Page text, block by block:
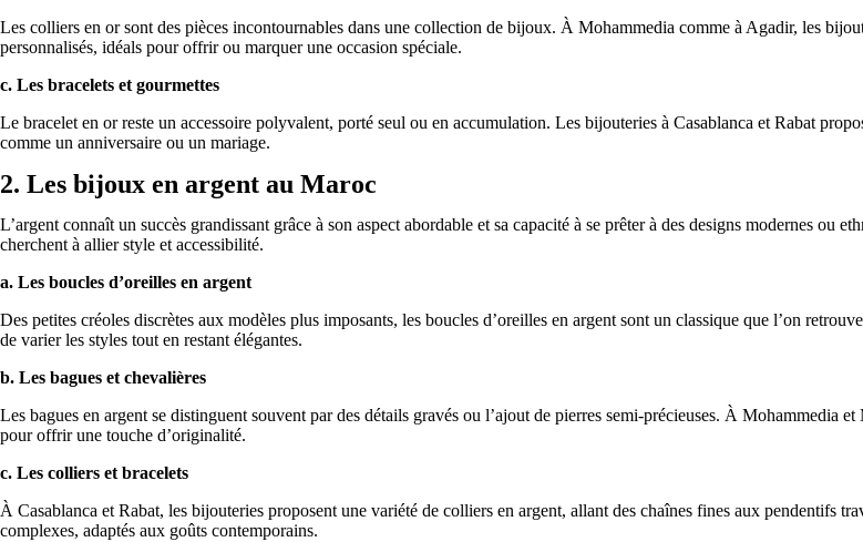
Les colliers en or sont des pièces incontournables dans une collection de bijoux. À Mohammedia comme à Agadir, les
personnalisés, idéals pour offrir ou marquer une occasion spéciale.
c. Les bracelets et gourmettes
Le bracelet en or reste un accessoire polyvalent, porté seul ou en accumulation. Les bijouteries à Casablanca et Rabat
comme un anniversaire ou un mariage.
2. Les bijoux en argent au Maroc
L’argent connaît un succès grandissant grâce à son aspect abordable et sa capacité à se prêter à des designs modernes
cherchent à allier style et accessibilité.
a. Les boucles d’oreilles en argent
Des petites créoles discrètes aux modèles plus imposants, les boucles d’oreilles en argent sont un classique que l’on
de varier les styles tout en restant élégantes.
b. Les bagues et chevalières
Les bagues en argent se distinguent souvent par des détails gravés ou l’ajout de pierres semi-précieuses. À Mohammedia
pour offrir une touche d’originalité.
c. Les colliers et bracelets
À Casablanca et Rabat, les bijouteries proposent une variété de colliers en argent, allant des chaînes fines aux pendentifs
complexes, adaptés aux goûts contemporains.